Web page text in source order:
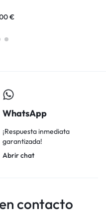
€
WhatsApp
¡Respuesta inmediata
garantizada!
Abrir chat
contacto